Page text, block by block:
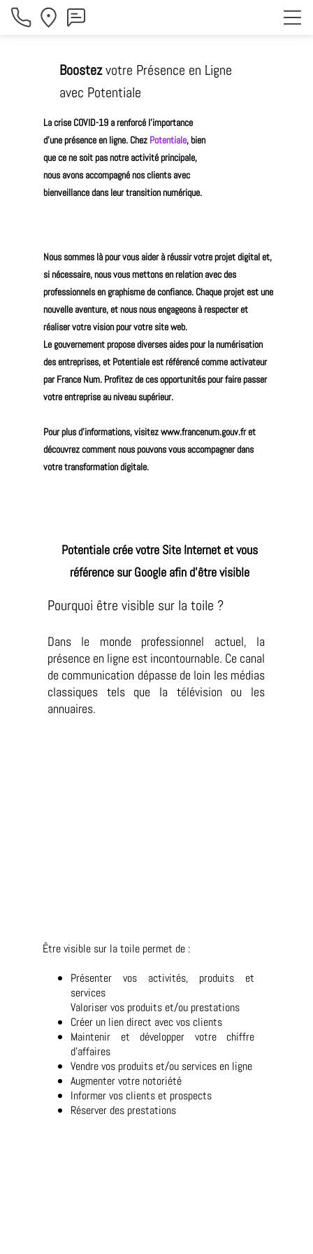
Boostezvotre Présence en Ligne
avec Potentiale
Nous sommes là pour vous aider à réussir votre projet digital et,
si nécessaire, nous vous mettons en relation avec des
professionnels en graphisme de confiance. Chaque projet est une
nouvelle aventure, et nous nous engageons à respecter et
réaliser votre vision pour votre site web.
Le gouvernement propose diverses aides pour la numérisation
des entreprises, et Potentiale est référencé comme activateur
par France Num. Profitez de ces opportunités pour faire passer
votre entreprise au niveau supérieur.
Pour plus d'informations, visitezwww.francenum.gouv.fret
découvrez comment nous pouvons vous accompagner dans
votre transformation digitale.
La crise COVID-19 a renforcé l'importance
d'une présence en ligne. Chez Potentiale, bien
que ce ne soit pas notre activité principale,
nous avons accompagné nos clients avec
bienveillance dans leur transition numérique.
Potentiale crée votre Site Internet et vous
référence sur Google afin d'être visible
Pourquoi être visible sur la toile ?
Dans le monde professionnel actuel, la
présence en ligne est incontournable. Ce canal
de communication dépasse de loin les médias
classiques tels que la télévision ou les
annuaires.
Être visible sur la toile permet de :
Présenter vos activités, produits et
services
Valoriser vos produits et/ou prestations
Créer un lien direct avec vos clients
Maintenir et développer votre chiffre
d'affaires
Vendre vos produits et/ou services en ligne
Augmenter votre notoriété
Informer vos clients et prospects
Réserver des prestations